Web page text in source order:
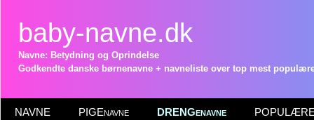
baby-navne.dk
Navne: Betydning og Oprindelse
Godkendte danske børnenavne + navneliste over top mest
NAVNE PIGEnavne DRENGenavne POPULÆRE